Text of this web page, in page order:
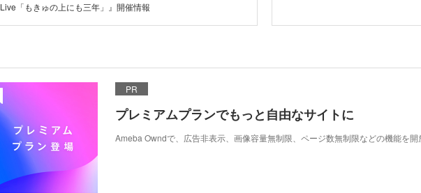
Live「もきゅの上にも三年」』開催情報
PR
プレミアムプランでもっと自由なサイトに
Ameba Owndで、広告非表示、画像容量無制限、ページ数無制限などの機能を開